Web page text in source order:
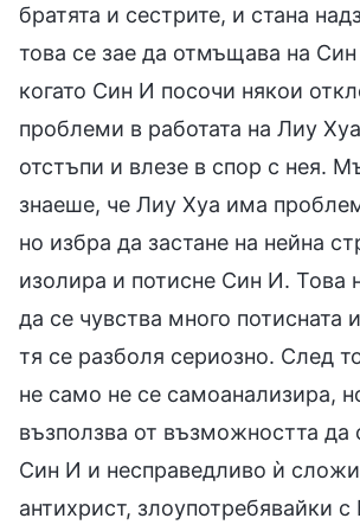
братята и сестрите, и стана
това се зае да отмъщава на
когато Син И посочи някои
проблеми в работата на Лиу
отстъпи и влезе в спор с нея.
знаеше, че Лиу Хуа има
но избра да застане на нейна
изолира и потисне Син И. Това
да се чувства много потисната
тя се разболя сериозно. След
не само не се самоанализира,
възползва от възможността да
Син И и несправедливо ѝ
антихрист, злоупотребявайки